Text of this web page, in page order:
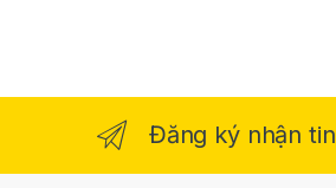
Đăng ký nhận tin